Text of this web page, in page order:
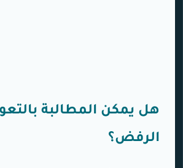
هل يمكن المطالبة
الرفض؟